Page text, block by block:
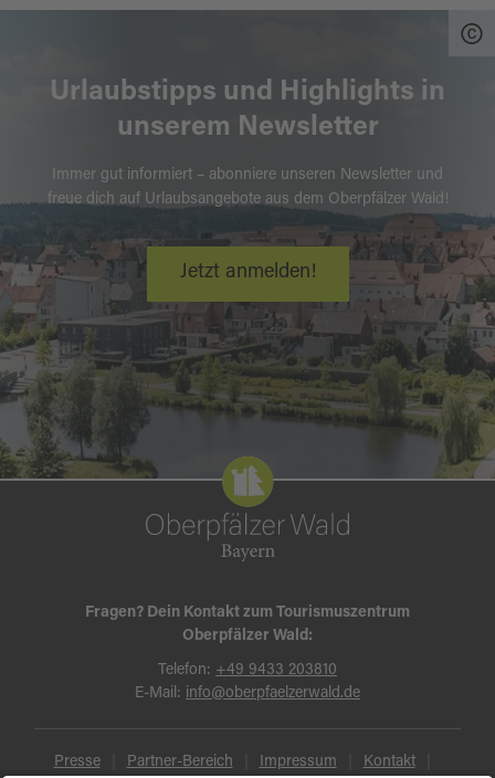
Urlaubstipps und Highlights in
unserem Newsletter
Immer gut informiert – abonniere unseren Newsletter und
freue dich auf Urlaubsangebote aus dem Oberpfälzer Wald!
Jetzt anmelden!
Fragen? Dein Kontakt zum Tourismuszentrum
Oberpfälzer Wald:
Telefon: +49 9433 203810
E-Mail: info@oberpfaelzerwald.de
Presse Partner-Bereich Impressum Kontakt